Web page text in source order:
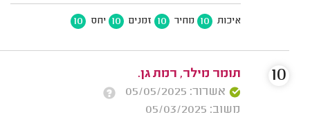
איכות 10 מחיר 10 זמנים 10 יחס 10
תומר מילר, רמת גן.
אשרור: 05/05/2025
משוב: 05/03/2025
10